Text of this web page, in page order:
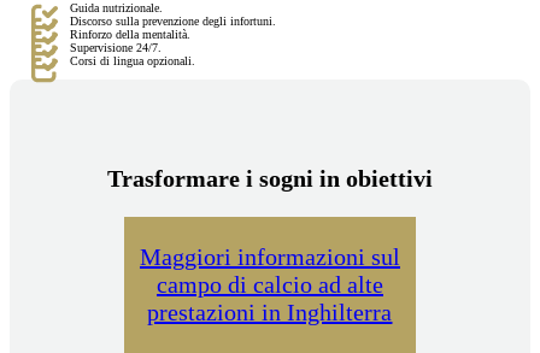
Guida nutrizionale.
Discorso sulla prevenzione degli infortuni.
Rinforzo della mentalità.
Supervisione 24/7.
Corsi di lingua opzionali.
Trasformare i sogni in obiettivi
Maggiori informazioni sul
campo di calcio ad alte
prestazioni in Inghilterra